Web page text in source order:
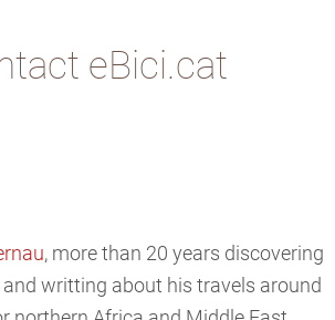
eBici.cat
, more than 20 years discovering
writting about his travels around